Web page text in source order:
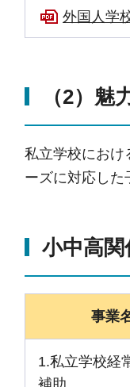
外国人学
（2）
私立学校におけ
ーズに対応した
小中高関
事業
1.私立学校経